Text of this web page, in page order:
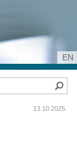
EN
13.10.2025